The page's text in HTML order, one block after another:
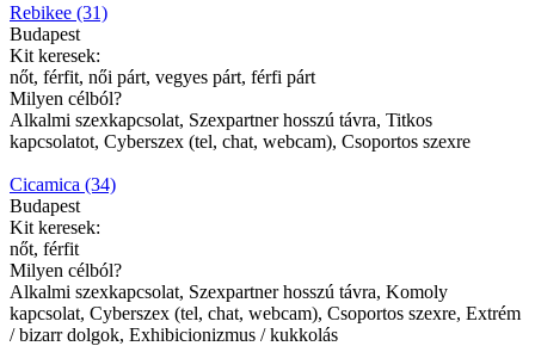
Rebikee (31)
Budapest
Kit keresek:
nőt, férfit, női párt, vegyes párt, férfi párt
Milyen célból?
Alkalmi szexkapcsolat, Szexpartner hosszú távra, Titkos
kapcsolatot, Cyberszex (tel, chat, webcam), Csoportos szexre
Cicamica (34)
Budapest
Kit keresek:
nőt, férfit
Milyen célból?
Alkalmi szexkapcsolat, Szexpartner hosszú távra, Komoly
kapcsolat, Cyberszex (tel, chat, webcam), Csoportos szexre, Extrém
/ bizarr dolgok, Exhibicionizmus / kukkolás